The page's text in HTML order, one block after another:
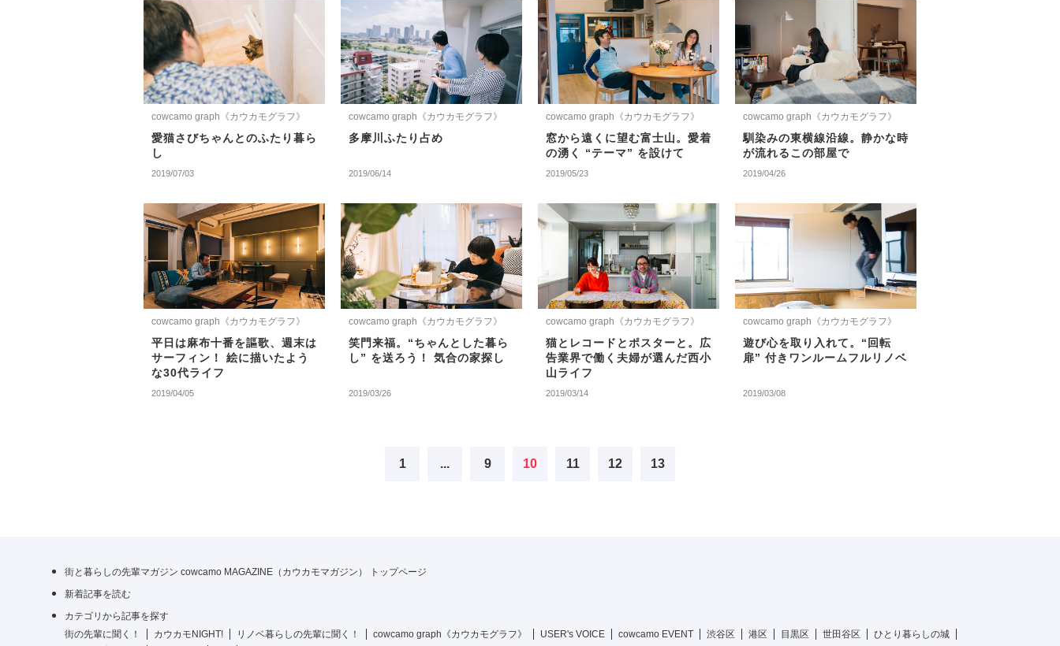
cowcamo graph《カウカモグラフ》
愛猫さびちゃんとのふたり暮ら
し
2019/07/03
cowcamo graph《カウカモグラフ》
多摩川ふたり占め
2019/06/14
cowcamo graph《カウカモグラフ》
窓から遠くに望む富士山。愛着
の湧く “テーマ” を設けて
2019/05/23
cowcamo graph《カウカモグラフ》
馴染みの東横線沿線。静かな時
が流れるこの部屋で
2019/04/26
cowcamo graph《カウカモグラフ》
平日は麻布十番を謳歌、週末は
サーフィン！ 絵に描いたよう
な30代ライフ
2019/04/05
cowcamo graph《カウカモグラフ》
笑門来福。“ちゃんとした暮ら
し” を送ろう！ 気合の家探し
2019/03/26
cowcamo graph《カウカモグラフ》
猫とレコードとポスターと。広
告業界で働く夫婦が選んだ西小
山ライフ
2019/03/14
cowcamo graph《カウカモグラフ》
遊び心を取り入れて。“回転
扉” 付きワンルームフルリノベ
2019/03/08
1 ... 9 10 11 12 13
街と暮らしの先輩マガジン cowcamo MAGAZINE（カウカモマガジン） トップページ
新着記事を読む
カテゴリから記事を探す
街の先輩に聞く！
カウカモNIGHT! リノベ暮らしの先輩に聞く！ cowcamo graph《カウカモグラフ》 USER's VOICE cowcamo EVENT 渋谷区 港区 目黒区 世田谷区
ひとり暮らしの城